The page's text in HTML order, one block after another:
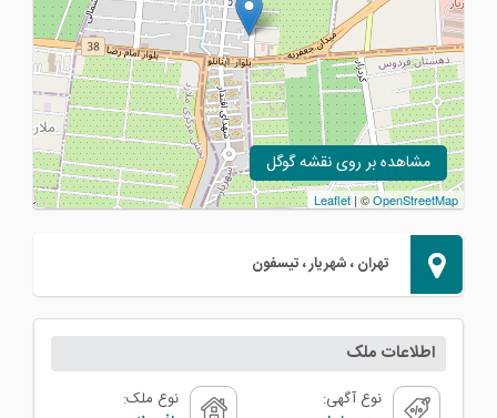
Leaflet| ©OpenStreetMap
مشاهده بر روی نقشه گوگل
تهران ، شهریار ، تیسفون
اطلاعات ملک
نوع آگهی:
نوع ملک: